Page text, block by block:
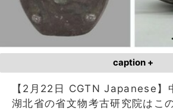
caption +
【2月22日 CGTN Japanese】
湖北省の省文物考古研究院はこ